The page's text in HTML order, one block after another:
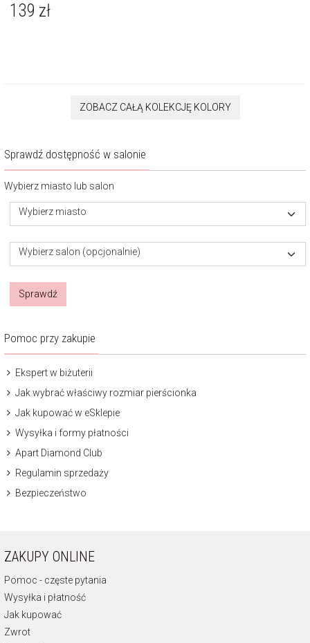
139 zł
ZOBACZ CAŁĄ KOLEKCJĘ KOLORY
Sprawdź dostępność w salonie
Wybierz miasto lub salon
Wybierz miasto
Wybierz salon (opcjonalnie)
Sprawdź
Pomoc przy zakupie
Ekspert w biżuterii
Jak wybrać właściwy rozmiar pierścionka
Jak kupować w eSklepie
Wysyłka i formy płatności
Apart Diamond Club
Regulamin sprzedaży
Bezpieczeństwo
ZAKUPY ONLINE
Pomoc - częste pytania
Wysyłka i płatność
Jak kupować
Zwrot